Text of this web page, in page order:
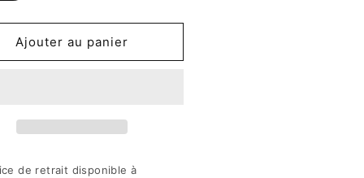
Ajouter au panier
de retrait disponible à